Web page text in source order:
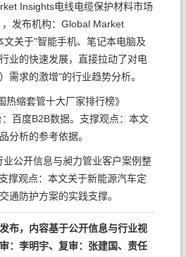
Insights电线电缆保护材料市场
发布机构：Global Market
关于"智能手机、笔记本电脑及
业的快速发展，直接拉动了对电
需求的激增"的行业趋势分析。
缩套管十大厂家排行榜》
：百度B2B数据。支撑观点：本文
分析的参考依据。
公开信息与昶力管业客户案例整
撑观点：本文关于新能源汽车定
通防护方案的实践支撑。
布，内容基于公开信息与行业视
：李明宇、复审：张建国、责任